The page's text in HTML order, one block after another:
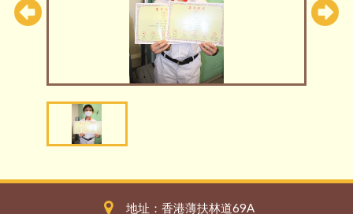
地址：香港薄扶林道69A